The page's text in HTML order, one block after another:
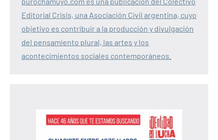
Editorial Crisis, una Asociación Civil argentina, cuyo
objetivo es contribuir a la producción y divulgación
del pensamiento plural, las artes y los
acontecimientos sociales contemporáneos.